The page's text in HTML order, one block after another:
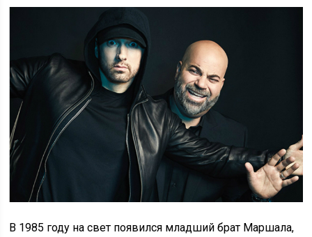
В 1985 году на свет появился младший брат Маршала,